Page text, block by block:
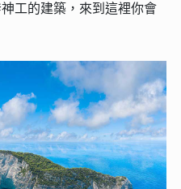
工的建築，來到這裡你會